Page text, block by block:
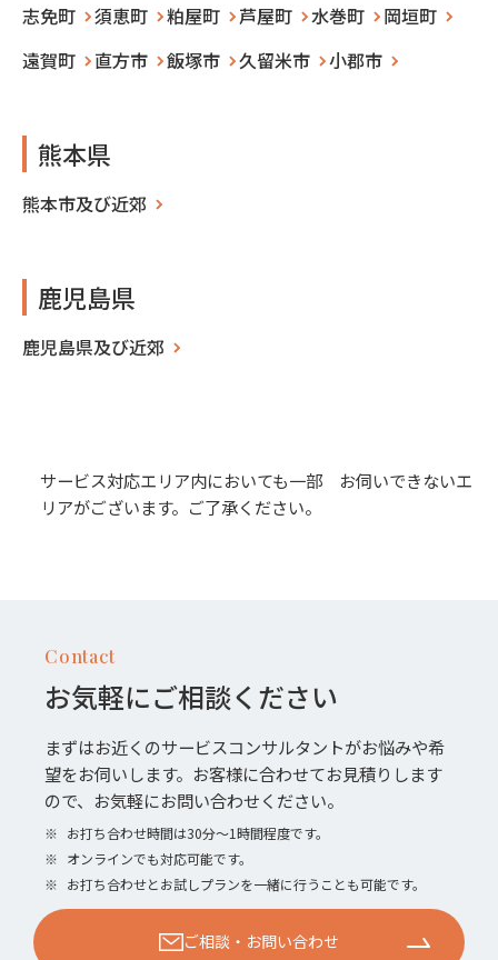
志免町
須恵町 粕屋町 芦屋町 水巻町
岡垣町
遠賀町
直方市 飯塚市 久留米市 小郡市
熊本県
熊本市及び近郊
鹿児島県
鹿児島県及び近郊
サービス対応エリア内においても一部 お伺いできないエ
リアがございます。ご了承ください。
Contact
お気軽にご相談ください
まずはお近くのサービスコンサルタントがお悩みや希
望をお伺いします。お客様に合わせてお見積りします
ので、お気軽にお問い合わせください。
※ お打ち合わせ時間は30分〜1時間程度です。
※ オンラインでも対応可能です。
※ お打ち合わせとお試しプランを一緒に行うことも可能です。
ご相談・お問い合わせ